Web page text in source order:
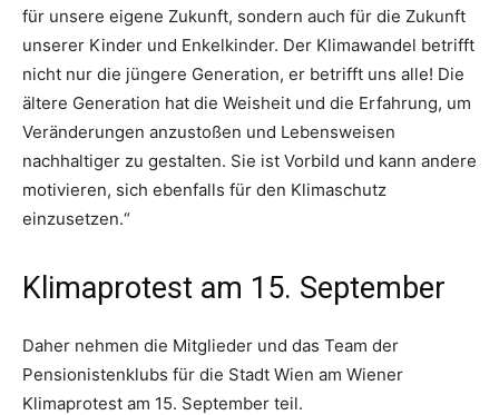
für unsere eigene Zukunft, sondern auch für die Zukunft
unserer Kinder und Enkelkinder. Der Klimawandel betrifft
nicht nur die jüngere Generation, er betrifft uns alle! Die
ältere Generation hat die Weisheit und die Erfahrung, um
Veränderungen anzustoßen und Lebensweisen
nachhaltiger zu gestalten. Sie ist Vorbild und kann andere
motivieren, sich ebenfalls für den Klimaschutz
einzusetzen.“
Klimaprotest am 15. September
Daher nehmen die Mitglieder und das Team der
Pensionistenklubs für die Stadt Wien am Wiener
Klimaprotest am 15. September teil.